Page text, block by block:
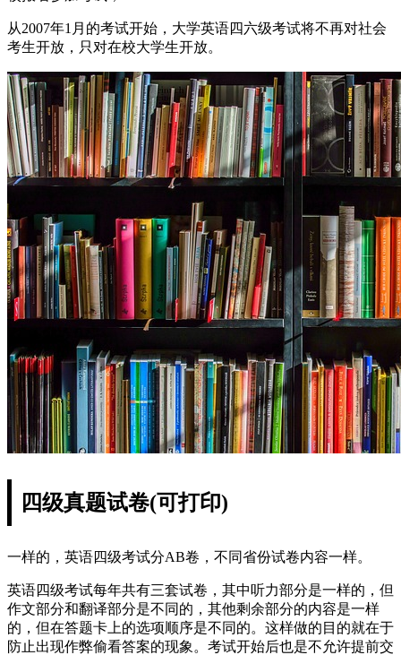
从2007年1月的考试开始，大学英语四六级考试将不再对社会
考生开放，只对在校大学生开放。
四级真题试卷(可打印)
一样的，英语四级考试分AB卷，不同省份试卷内容一样。
英语四级考试每年共有三套试卷，其中听力部分是一样的，但
作文部分和翻译部分是不同的，其他剩余部分的内容是一样
的，但在答题卡上的选项顺序是不同的。这样做的目的就在于
防止出现作弊偷看答案的现象。考试开始后也是不允许提前交